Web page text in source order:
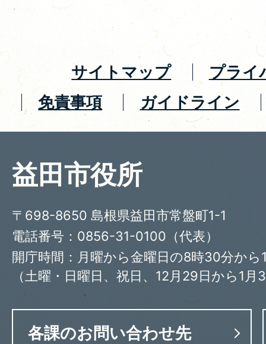
サイトマップ
プライ
免責事項
ガイドライン
益田市役所
〒698-8650 島根県益田市常盤町1-1
電話番号：0856-31-0100（代表）
開庁時間：月曜から金曜日の8時30分から
（土曜・日曜日、祝日、12月29日から1月
各課のお問い合わせ先